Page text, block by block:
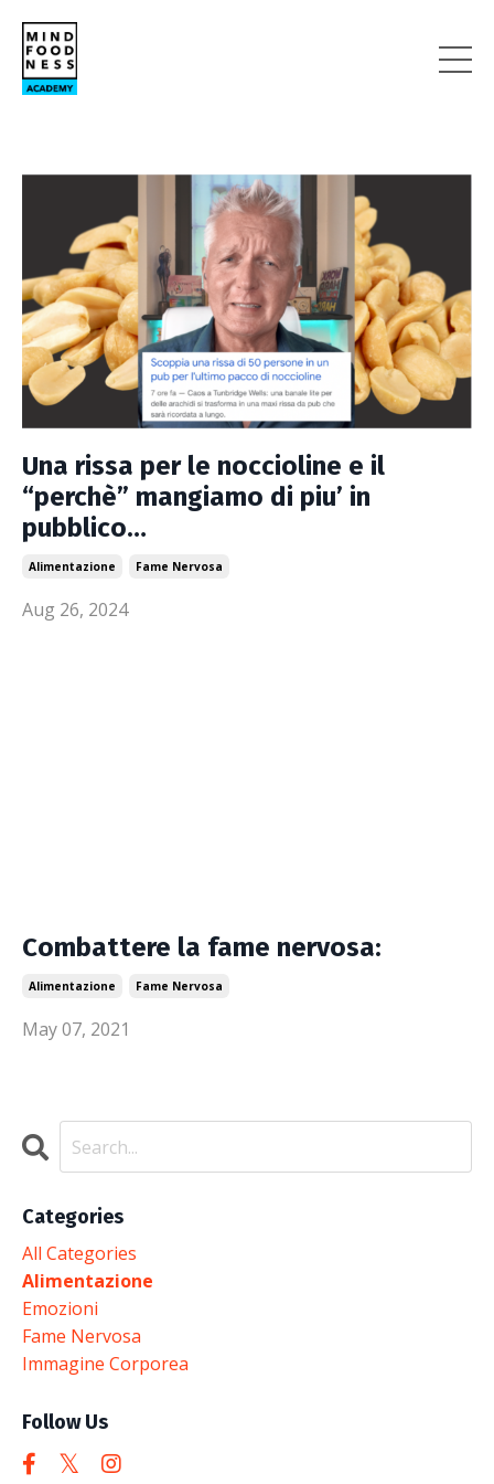
Una rissa per le noccioline e il
“perchè” mangiamo di piu’ in
pubblico…
Alimentazione Fame Nervosa
Aug 26, 2024
Combattere la fame nervosa:
Alimentazione Fame Nervosa
May 07, 2021
Categories
All Categories
Alimentazione
Emozioni
Fame Nervosa
Immagine Corporea
Follow Us